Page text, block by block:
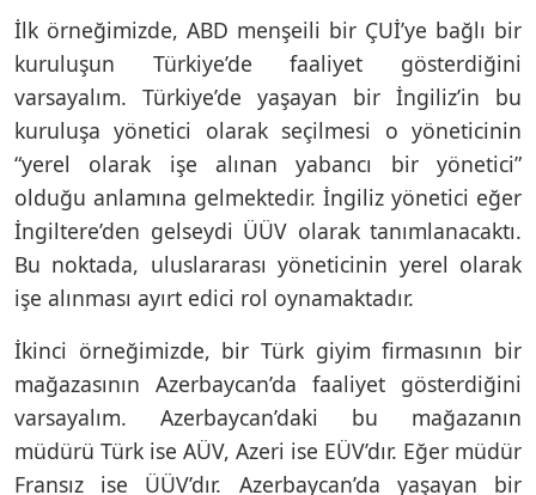
İlk örneğimizde, ABD menşeili bir ÇUİ’ye bağlı bir
kuruluşun Türkiye’de faaliyet gösterdiğini
varsayalım. Türkiye’de yaşayan bir İngiliz’in bu
kuruluşa yönetici olarak seçilmesi o yöneticinin
“yerel olarak işe alınan yabancı bir yönetici”
olduğu anlamına gelmektedir. İngiliz yönetici eğer
İngiltere’den gelseydi ÜÜV olarak tanımlanacaktı.
Bu noktada, uluslararası yöneticinin yerel olarak
işe alınması ayırt edici rol oynamaktadır.
İkinci örneğimizde, bir Türk giyim firmasının bir
mağazasının Azerbaycan’da faaliyet gösterdiğini
varsayalım. Azerbaycan’daki bu mağazanın
müdürü Türk ise AÜV, Azeri ise EÜV’dır. Eğer müdür
Fransız ise ÜÜV’dır. Azerbaycan’da yaşayan bir